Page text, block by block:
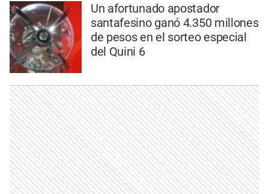
Un afortunado apostador
santafesino ganó 4.350 millones
de pesos en el sorteo especial
del Quini 6